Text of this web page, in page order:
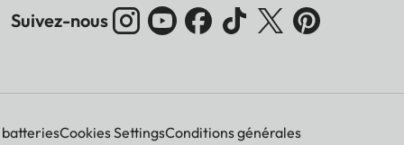
Suivez-nous
batteriesCookies SettingsConditions générales